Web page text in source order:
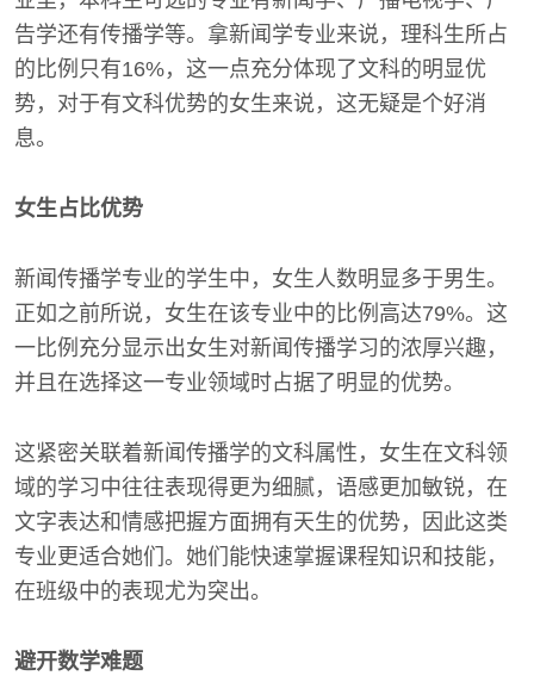
告学还有传播学等。拿新闻学专业来说，理科生所占
的比例只有16%，这一点充分体现了文科的明显优
势，对于有文科优势的女生来说，这无疑是个好消
息。
女生占比优势
新闻传播学专业的学生中，女生人数明显多于男生。
正如之前所说，女生在该专业中的比例高达79%。这
一比例充分显示出女生对新闻传播学习的浓厚兴趣，
并且在选择这一专业领域时占据了明显的优势。
这紧密关联着新闻传播学的文科属性，女生在文科领
域的学习中往往表现得更为细腻，语感更加敏锐，在
文字表达和情感把握方面拥有天生的优势，因此这类
专业更适合她们。她们能快速掌握课程知识和技能，
在班级中的表现尤为突出。
避开数学难题